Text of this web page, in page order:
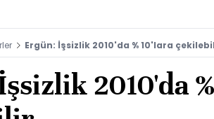
Ergün: İşsizlik 2010'da % 10'lara
2010'da